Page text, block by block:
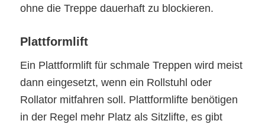
ohne die Treppe dauerhaft zu blockieren.
Plattformlift
Ein Plattformlift für schmale Treppen wird meist
dann eingesetzt, wenn ein Rollstuhl oder
Rollator mitfahren soll. Plattformlifte benötigen
in der Regel mehr Platz als Sitzlifte, es gibt